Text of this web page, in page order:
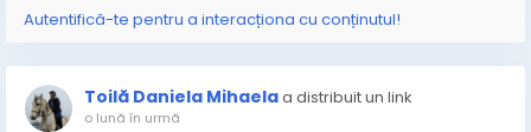
Autentifică-te pentru a interacționa cu conținutul!
Toilă Daniela Mihaelaa distribuit un link
o lună în urmă